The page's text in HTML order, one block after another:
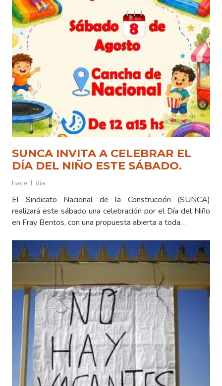
SUNCA INVITA A CELEBRAR EL
DÍA DEL NIÑO ESTE SÁBADO.
hace 1 día
El Sindicato Nacional de la Construcción (SUNCA)
realizará este sábado una celebración por el Día del Niño
en Fray Bentos, con una propuesta abierta a toda…